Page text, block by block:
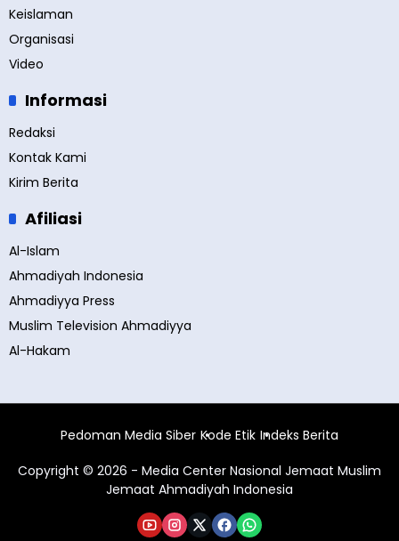
Keislaman
Organisasi
Video
Informasi
Redaksi
Kontak Kami
Kirim Berita
Afiliasi
Al-Islam
Ahmadiyah Indonesia
Ahmadiyya Press
Muslim Television Ahmadiyya
Al-Hakam
Pedoman Media Siber Kode Etik Indeks Berita
Copyright © 2026 - Media Center Nasional Jemaat Muslim
Jemaat Ahmadiyah Indonesia